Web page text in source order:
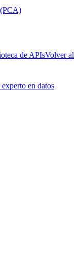
de APIsVolver al
en datos